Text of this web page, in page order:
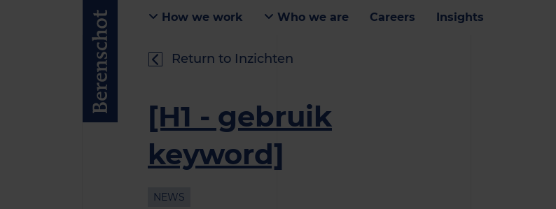
How we work Who we are Careers Insights
Return to Inzichten
[H1 - gebruik
keyword]
NEWS